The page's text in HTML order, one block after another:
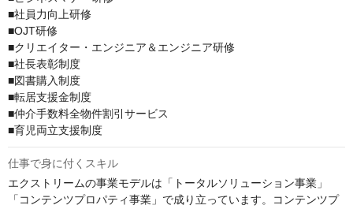
■社員力向上研修
■OJT研修
■クリエイター・エンジニア＆エンジニア研修
■社長表彰制度
■図書購入制度
■転居支援金制度
■仲介手数料全物件割引サービス
■育児両立支援制度
仕事で身に付くスキル
エクストリームの事業モデルは「トータルソリューション事業」
「コンテンツプロパティ事業」で成り立っています。コンテンツプ